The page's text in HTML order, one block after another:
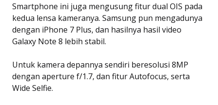
Smartphone ini juga mengusung fitur dual OIS pada
kedua lensa kameranya. Samsung pun mengadunya
dengan iPhone 7 Plus, dan hasilnya hasil video
Galaxy Note 8 lebih stabil.
Untuk kamera depannya sendiri beresolusi 8MP
dengan aperture f/1.7, dan fitur Autofocus, serta
Wide Selfie.